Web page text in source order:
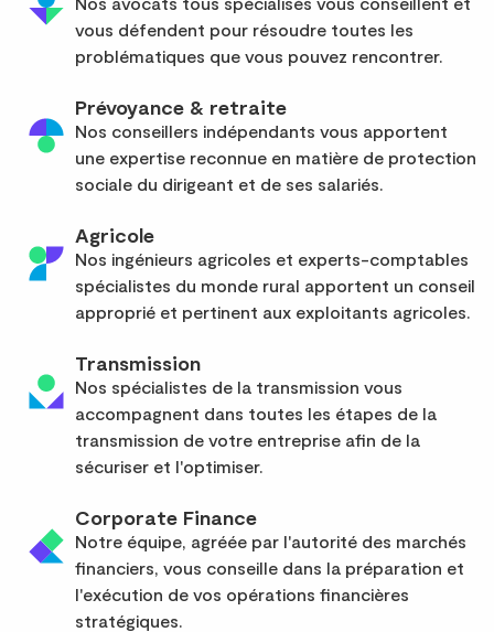
vous défendent pour résoudre toutes les
problématiques que vous pouvez rencontrer.
Prévoyance & retraite
Nos conseillers indépendants vous apportent
une expertise reconnue en matière de protection
sociale du dirigeant et de ses salariés.
Agricole
Nos ingénieurs agricoles et experts-comptables
spécialistes du monde rural apportent un conseil
approprié et pertinent aux exploitants agricoles.
Transmission
Nos spécialistes de la transmission vous
accompagnent dans toutes les étapes de la
transmission de votre entreprise afin de la
sécuriser et l'optimiser.
Corporate Finance
Notre équipe, agréée par l'autorité des marchés
financiers, vous conseille dans la préparation et
l'exécution de vos opérations financières
stratégiques.